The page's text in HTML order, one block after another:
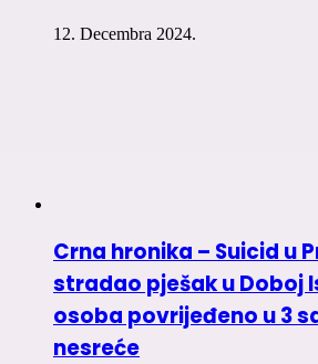
12. Decembra 2024.
Crna hronika – Suicid u
stradao pješak u Doboj
osoba povrijeđeno u 3
nesreće